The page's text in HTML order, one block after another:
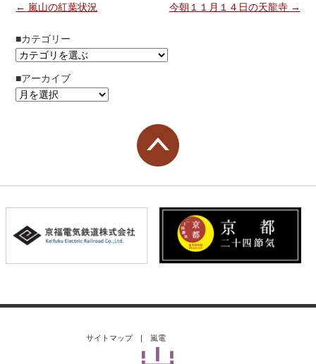
投稿ナビゲーション
← 嵐山の紅葉状況 今朝１１月１４日の天龍寺 →
■カテゴリー
■アーカイブ
サイトマップ 嵐電